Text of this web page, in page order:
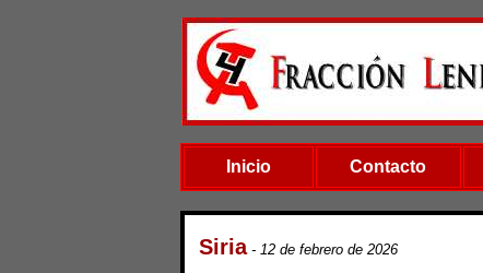
Inicio Contacto
Siria- 12 de febrero de 2026